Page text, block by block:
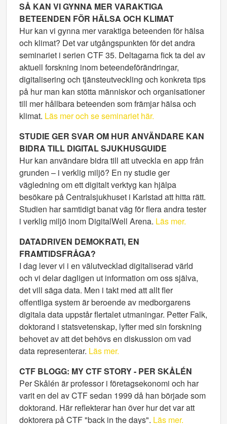
SÅ KAN VI GYNNA MER VARAKTIGA
BETEENDEN FÖR HÄLSA OCH KLIMAT
Hur kan vi gynna mer varaktiga beteenden för hälsa
och klimat? Det var utgångspunkten för det andra
seminariet i serien CTF 35. Deltagarna fick ta del av
aktuell forskning inom beteendeförändringar,
digitalisering och tjänsteutveckling och konkreta tips
på hur man kan stötta människor och organisationer
till mer hållbara beteenden som främjar hälsa och
klimat. Läs mer och se seminariet här.
STUDIE GER SVAR OM HUR ANVÄNDARE KAN
BIDRA TILL DIGITAL SJUKHUSGUIDE
Hur kan användare bidra till att utveckla en app från
grunden – i verklig miljö? En ny studie ger
vägledning om ett digitalt verktyg kan hjälpa
besökare på Centralsjukhuset i Karlstad att hitta rätt.
Studien har samtidigt banat väg för flera andra tester
i verklig miljö inom DigitalWell Arena. Läs mer.
DATADRIVEN DEMOKRATI, EN
FRAMTIDSFRÅGA?
I dag lever vi i en välutvecklad digitaliserad värld
och vi delar dagligen ut information om oss själva,
det vill säga data. Men i takt med att allt fler
offentliga system är beroende av medborgarens
digitala data uppstår flertalet utmaningar. Petter Falk,
doktorand i statsvetenskap, lyfter med sin forskning
behovet av att det behövs en diskussion om vad
data representerar. Läs mer.
CTF BLOGG: MY CTF STORY - PER SKÅLÉN
Per Skålén är professor i företagsekonomi och har
varit en del av CTF sedan 1999 då han började som
doktorand. Här reflekterar han över hur det var att
doktorera på CTF "back in the days". Läs mer.